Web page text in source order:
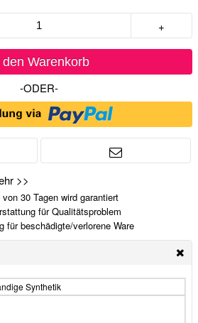
+
den Warenkorb
-ODER-
>>
30 Tagen wird garantiert
für Qualitätsproblem
für beschädigte/verlorene Ware
Synthetik